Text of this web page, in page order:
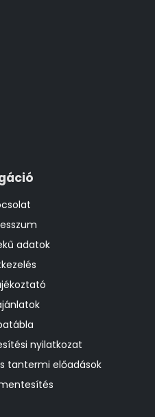
adatok
nyilatkozat
tantermi előadások